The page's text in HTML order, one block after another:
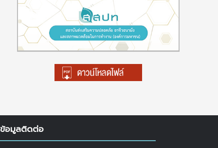
ข้อมูลติดต่อ